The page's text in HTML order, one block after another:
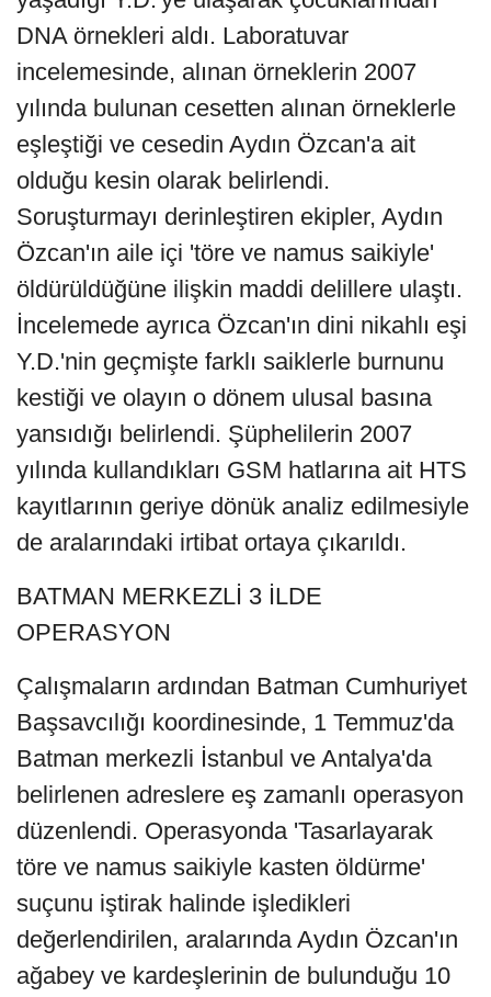
DNA örnekleri aldı. Laboratuvar
incelemesinde, alınan örneklerin 2007
yılında bulunan cesetten alınan örneklerle
eşleştiği ve cesedin Aydın Özcan'a ait
olduğu kesin olarak belirlendi.
Soruşturmayı derinleştiren ekipler, Aydın
Özcan'ın aile içi 'töre ve namus saikiyle'
öldürüldüğüne ilişkin maddi delillere ulaştı.
İncelemede ayrıca Özcan'ın dini nikahlı eşi
Y.D.'nin geçmişte farklı saiklerle burnunu
kestiği ve olayın o dönem ulusal basına
yansıdığı belirlendi. Şüphelilerin 2007
yılında kullandıkları GSM hatlarına ait HTS
kayıtlarının geriye dönük analiz edilmesiyle
de aralarındaki irtibat ortaya çıkarıldı.
BATMAN MERKEZLİ 3 İLDE
OPERASYON
Çalışmaların ardından Batman Cumhuriyet
Başsavcılığı koordinesinde, 1 Temmuz'da
Batman merkezli İstanbul ve Antalya'da
belirlenen adreslere eş zamanlı operasyon
düzenlendi. Operasyonda 'Tasarlayarak
töre ve namus saikiyle kasten öldürme'
suçunu iştirak halinde işledikleri
değerlendirilen, aralarında Aydın Özcan'ın
ağabey ve kardeşlerinin de bulunduğu 10